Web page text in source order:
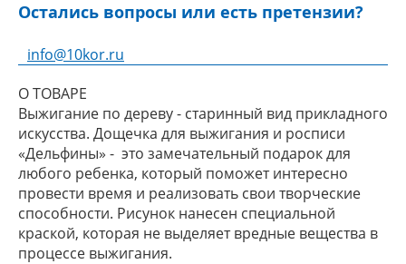
Остались вопросы или есть претензии?
info@10kor.ru
О ТОВАРЕ
Выжигание по дереву - старинный вид прикладного
искусства. Дощечка для выжигания и росписи
«Дельфины» - это замечательный подарок для
любого ребенка, который поможет интересно
провести время и реализовать свои творческие
способности. Рисунок нанесен специальной
краской, которая не выделяет вредные вещества в
процессе выжигания.